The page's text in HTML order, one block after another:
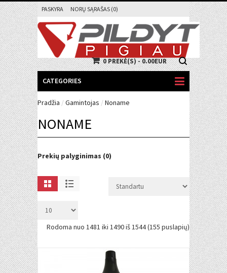
PASKYRA NORŲ SĄRAŠAS (0)
0 PREKĖ(S) - 0.00EUR
CATEGORIES
Pradžia /Gamintojas /Noname
NONAME
Prekių palyginimas (0)
Rodoma nuo 1481 iki 1490 iš 1544 (155 puslapių)